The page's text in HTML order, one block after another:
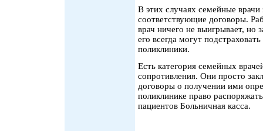
В этих случаях семейные
соответствующие договоры.
врач ничего не выигрывает, но
его всегда могут
поликлиники.
Есть категория семейных
сопротивления. Они просто
договоры о получении ими
поликлинике право
пациентов Больничная касса.